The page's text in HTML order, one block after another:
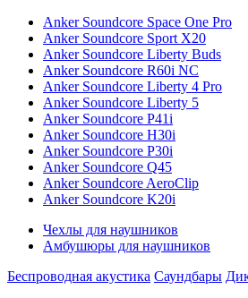
Anker Soundcore Space One Pro
Anker Soundcore Sport X20
Anker Soundcore Liberty Buds
Anker Soundcore R60i NC
Anker Soundcore Liberty 4 Pro
Anker Soundcore Liberty 5
Anker Soundcore P41i
Anker Soundcore H30i
Anker Soundcore P30i
Anker Soundcore Q45
Anker Soundcore AeroClip
Anker Soundcore K20i
Чехлы для наушников
Амбушюры для наушников
Беспроводная акустика Саундбары